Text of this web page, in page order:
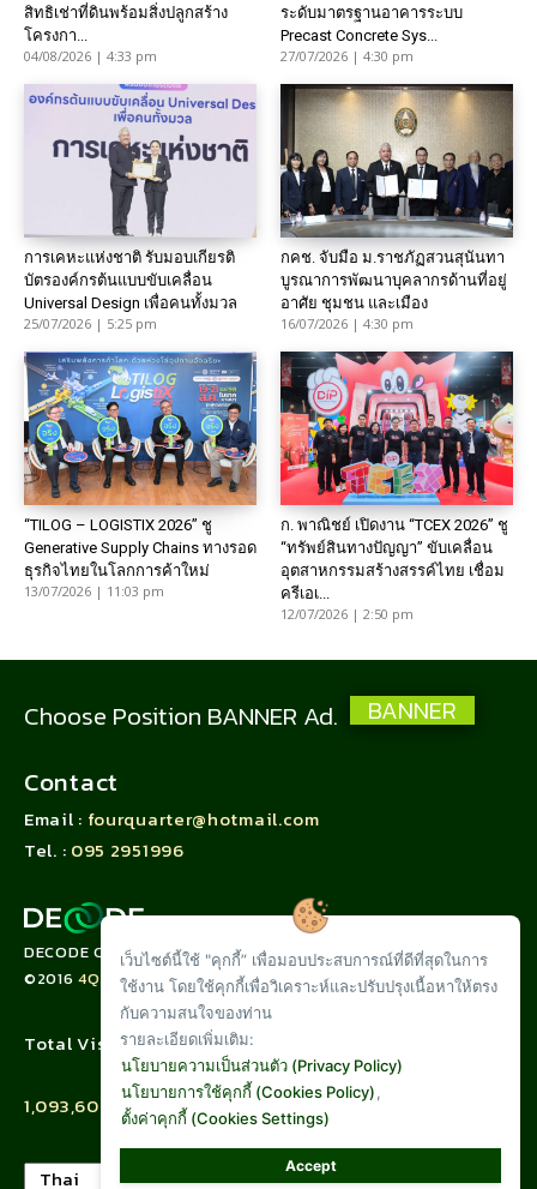
สิทธิเช่าที่ดินพร้อมสิ่งปลูกสร้าง
โครงกา...
04/08/2026 | 4:33 pm
ระดับมาตรฐานอาคารระบบ
Precast Concrete Sys...
27/07/2026 | 4:30 pm
การเคหะแห่งชาติ รับมอบเกียรติ
บัตรองค์กรต้นแบบขับเคลื่อน
Universal Design เพื่อคนทั้งมวล
25/07/2026 | 5:25 pm
กคช. จับมือ ม.ราชภัฏสวนสุนันทา
บูรณาการพัฒนาบุคลากรด้านที่อยู่
อาศัย ชุมชน และเมือง
16/07/2026 | 4:30 pm
“TILOG – LOGISTIX 2026” ชู
Generative Supply Chains ทางรอด
ธุรกิจไทยในโลกการค้าใหม่
13/07/2026 | 11:03 pm
ก. พาณิชย์ เปิดงาน “TCEX 2026” ชู
“ทรัพย์สินทางปัญญา” ขับเคลื่อน
อุตสาหกรรมสร้างสรรค์ไทย เชื่อม
ครีเอเ...
12/07/2026 | 2:50 pm
Choose Position BANNER Ad. BANNER
Contact
Email : fourquarter@hotmail.com
Tel. : 095 2951996
DECODE CORPORATION LIMITED
©20164QUARTER.CO
Total Visit :
1,093,608
เว็บไซต์นี้ใช้ "คุกกี้” เพื่อมอบประสบการณ์ที่ดีที่สุดในการ
ใช้งาน โดยใช้คุกกี้เพื่อวิเคราะห์และปรับปรุงเนื้อหาให้ตรง
กับความสนใจของท่าน
รายละเอียดเพิ่มเติม:
นโยบายความเป็นส่วนตัว (Privacy Policy)
นโยบายการใช้คุกกี้ (Cookies Policy),
ตั้งค่าคุกกี้ (Cookies Settings)
Accept